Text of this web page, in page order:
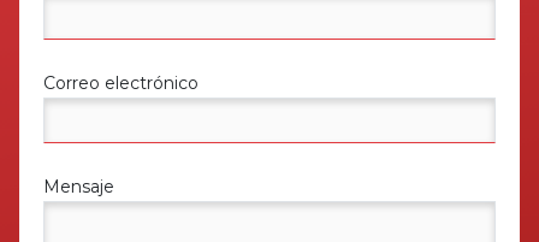
Correo electrónico
Mensaje